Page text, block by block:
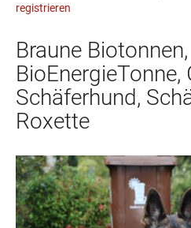
registrieren
Braune
BioEnergieTonne,
Schäferhund,
Roxette